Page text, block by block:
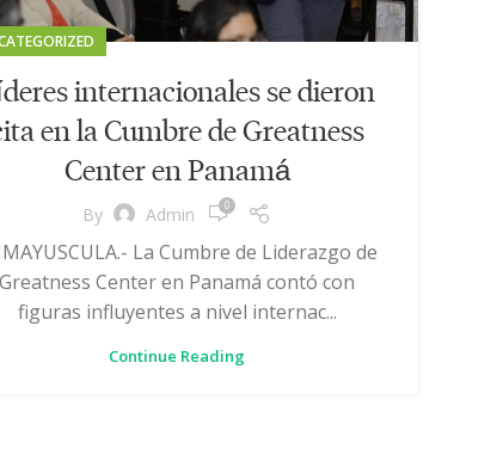
internacionales se dieron
en la Cumbre de Greatness
Center en Panamá
By Admin 0
La Cumbre de Liderazgo de
Greatness Center en Panamá contó con
figuras influyentes a nivel internac...
Continue Reading